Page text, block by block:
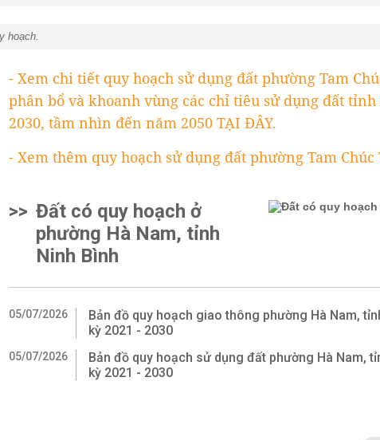
hoạch.
- Xem chi tiết quy hoạch sử dụng đất phường Tam
phân bổ và khoanh vùng các chỉ tiêu sử dụng đất
2030, tầm nhìn đến năm 2050 TẠI ĐÂY.
- Xem thêm quy hoạch sử dụng đất phường Tam Chúc
>> Đất có quy hoạch ở
phường Hà Nam, tỉnh
Ninh Bình
05/07/2026
Bản đồ quy hoạch giao thông phường Hà Nam,
kỳ 2021 - 2030
05/07/2026
Bản đồ quy hoạch sử dụng đất phường Hà Nam,
kỳ 2021 - 2030